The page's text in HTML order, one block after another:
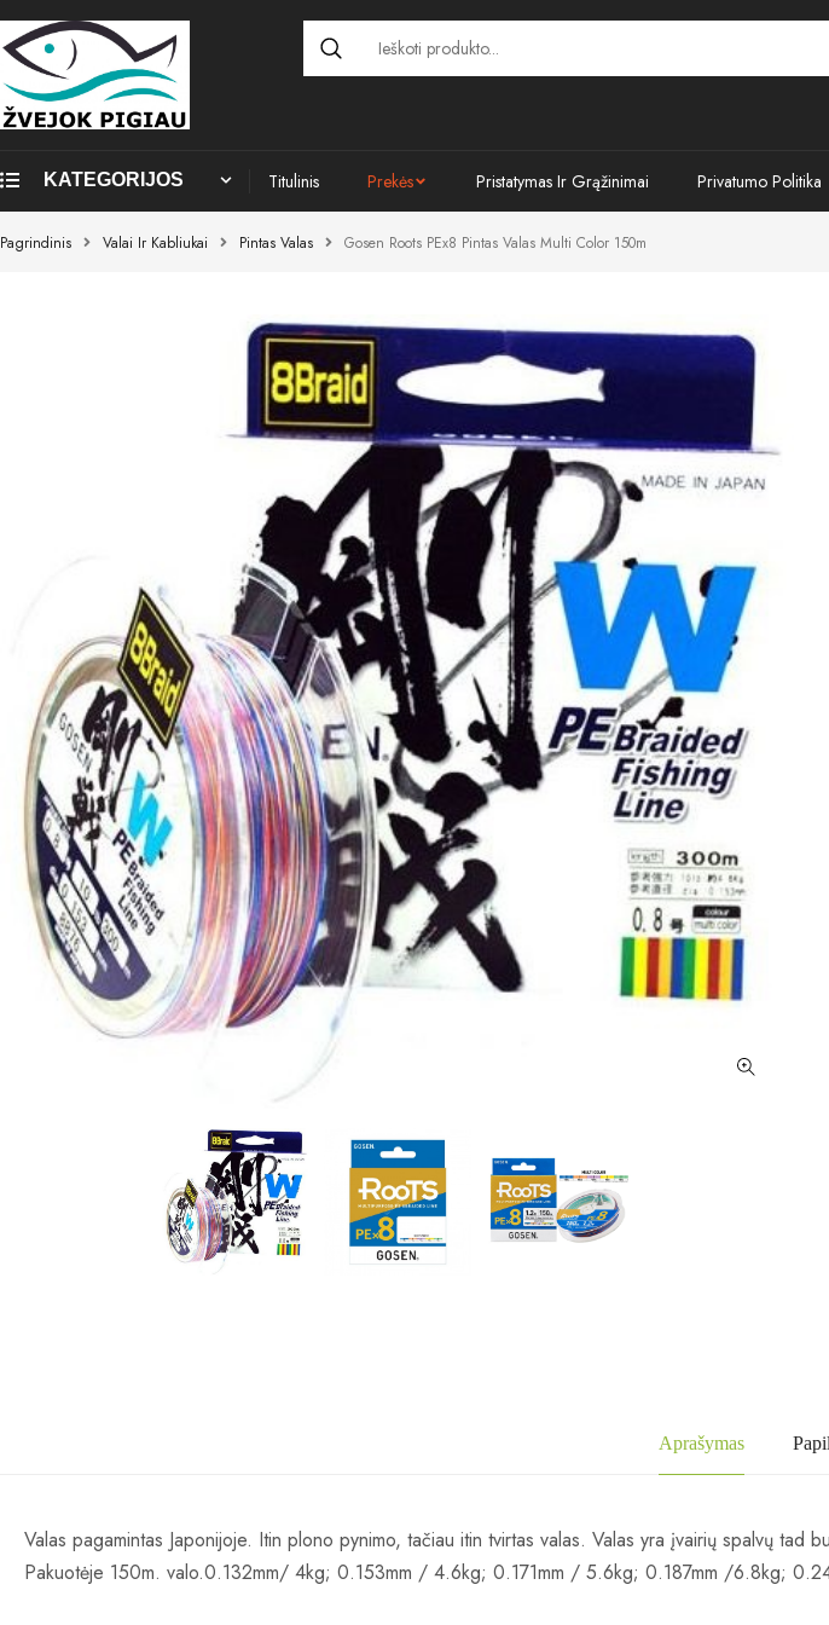
KATEGORIJOS Titulinis Prekės Pristatymas Ir Grąžinimai Privatumo Politika
Pagrindinis Valai Ir Kabliukai Pintas Valas Gosen Roots PEx8 Pintas Valas Multi Color 150m
Aprašymas
Valas pagamintas Japonijoje. Itin plono pynimo, tačiau itin tvirtas valas. Valas yra įvairių spalvų
Pakuotėje 150m. valo.0.132mm/ 4kg; 0.153mm / 4.6kg; 0.171mm / 5.6kg; 0.187mm /6.8kg;